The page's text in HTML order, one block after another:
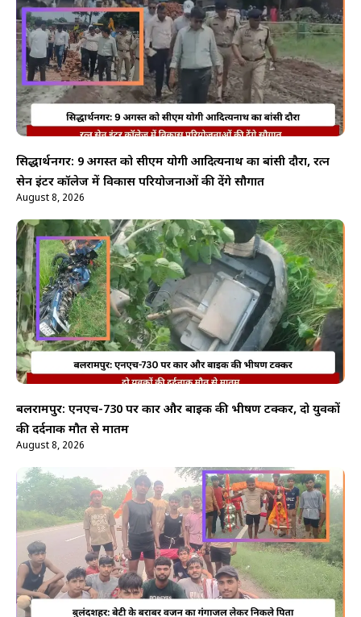
सिद्धार्थनगर: 9 अगस्त को सीएम योगी आदित्यनाथ का बांसी दौरा, रत्न
सेन इंटर कॉलेज में विकास परियोजनाओं की देंगे सौगात
August 8, 2026
बलरामपुर: एनएच-730 पर कार और बाइक की भीषण टक्कर, दो युवकों
की दर्दनाक मौत से मातम
August 8, 2026